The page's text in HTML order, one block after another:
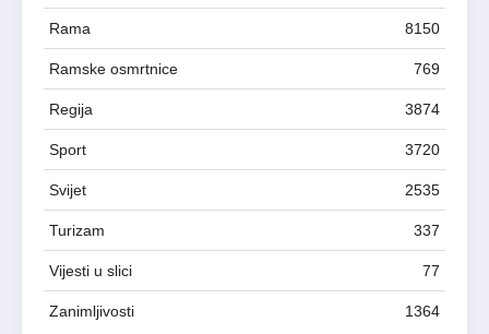
Rama 8150
Ramske osmrtnice 769
Regija 3874
Sport 3720
Svijet 2535
Turizam 337
Vijesti u slici 77
Zanimljivosti 1364